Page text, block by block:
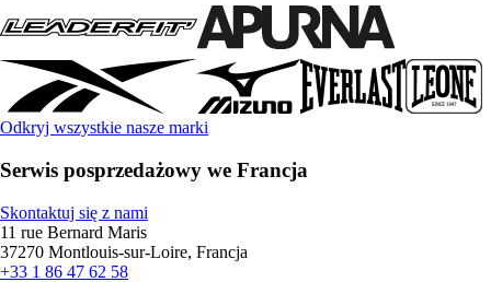
Odkryj wszystkie nasze marki
Serwis posprzedażowy we Francja
Skontaktuj się z nami
11 rue Bernard Maris
37270 Montlouis-sur-Loire, Francja
+33 1 86 47 62 58